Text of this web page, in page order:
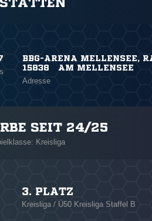
BBG-ARENA MELLENSEE,
15838 AM MELLENSEE
Adresse
SEIT 24/25
Kreisliga
3. PLATZ
Kreisliga / Ü50 Kreisliga Staffel B